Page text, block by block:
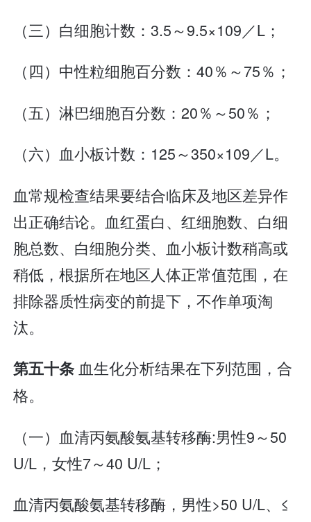
（三）白细胞计数：3.5～9.5×109／L；
（四）中性粒细胞百分数：40％～75％；
（五）淋巴细胞百分数：20％～50％；
（六）血小板计数：125～350×109／L。
血常规检查结果要结合临床及地区差异作
出正确结论。血红蛋白、红细胞数、白细
胞总数、白细胞分类、血小板计数稍高或
稍低，根据所在地区人体正常值范围，在
排除器质性病变的前提下，不作单项淘
汰。
第五十条血生化分析结果在下列范围，合
格。
（一）血清丙氨酸氨基转移酶:男性9～50
U/L，女性7～40 U/L；
血清丙氨酸氨基转移酶，男性>50 U/L、≤